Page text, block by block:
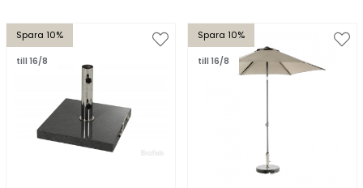
Spara 10%
till 16/8
Spara 10%
till 16/8